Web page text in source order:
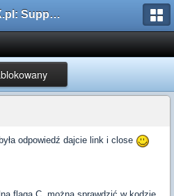
AMXX.pl: Support AMX Mod X i SourceMod
odpowiedź dajcie link i close